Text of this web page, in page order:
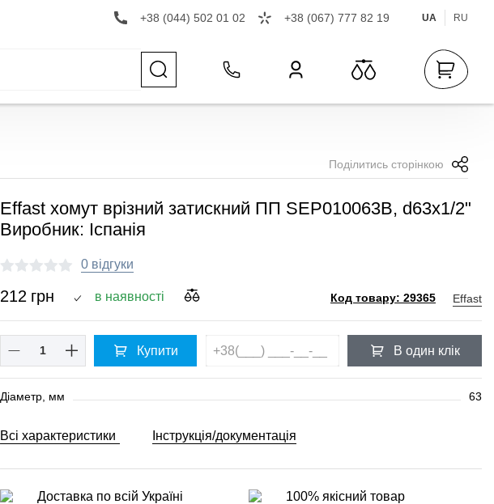
+38 (044) 502 01 02 +38 (067) 777 82 19 UA RU
Поділитись сторінкою
Effast хомут врізний затискний ПП SEP010063B, d63x1/2"
Виробник: Іспанія
0 відгуки
212 грн в наявності Код товару: 29365 Effast
Купити В один клік
Діаметр, мм 63
Всі характеристики Інструкція/документація
Доставка по всій Україні 100% якісний товар